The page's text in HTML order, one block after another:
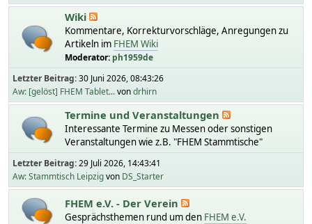
Wiki
Kommentare, Korrekturvorschläge, Anregungen zu
Artikeln im FHEM Wiki
Moderator: ph1959de
Letzter Beitrag:30 Juni 2026, 08:43:26
Aw: [gelöst] FHEM Tablet...vondrhirn
Termine und Veranstaltungen
Interessante Termine zu Messen oder sonstigen
Veranstaltungen wie z.B. "FHEM Stammtische"
Letzter Beitrag:29 Juli 2026, 14:43:41
Aw: Stammtisch Leipzigvon DS_Starter
FHEM e.V. - Der Verein
Gesprächsthemen rund um den FHEM e.V.